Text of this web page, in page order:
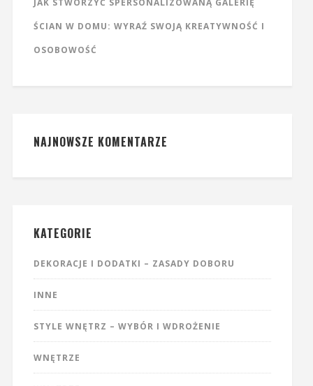
JAK STWORZYĆ SPERSONALIZOWANĄ GALERIĘ
ŚCIAN W DOMU: WYRAŹ SWOJĄ KREATYWNOŚĆ I
OSOBOWOŚĆ
NAJNOWSZE KOMENTARZE
KATEGORIE
DEKORACJE I DODATKI – ZASADY DOBORU
INNE
STYLE WNĘTRZ – WYBÓR I WDROŻENIE
WNĘTRZE